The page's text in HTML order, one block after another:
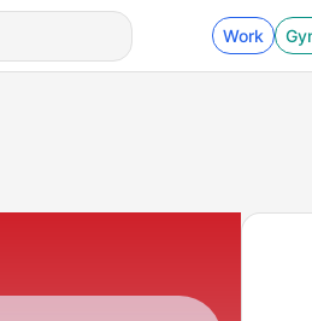
Work